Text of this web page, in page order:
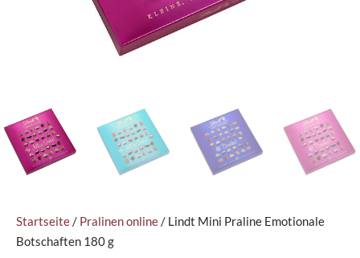
Startseite/ Pralinen online/ Lindt Mini Praline Emotionale
Botschaften 180 g